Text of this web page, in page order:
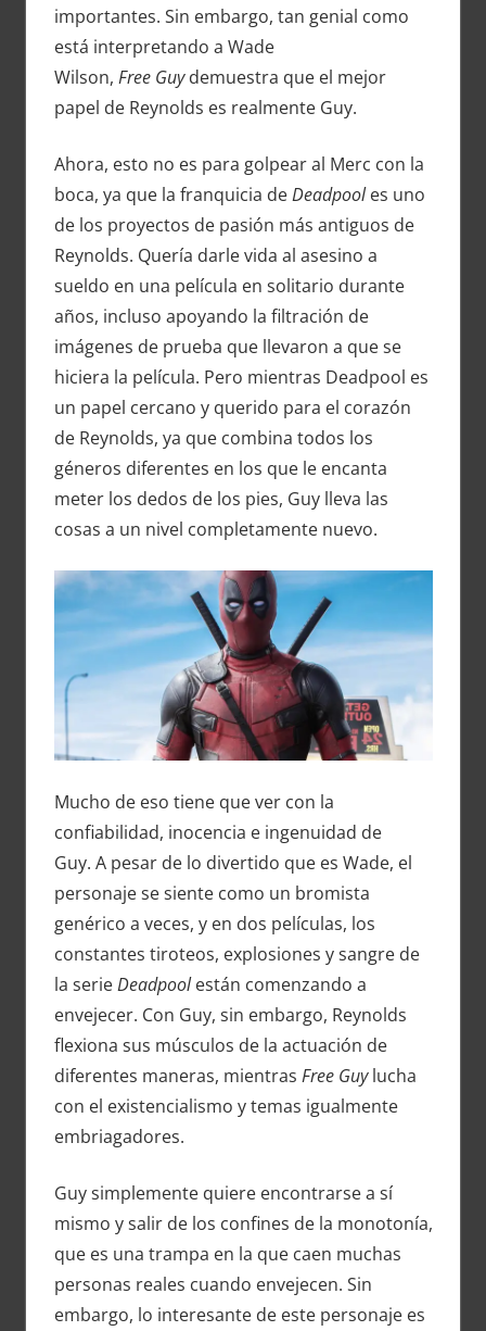
importantes. Sin embargo, tan genial como
está interpretando a Wade
Wilson, Free Guydemuestra que el mejor
papel de Reynolds es realmente Guy.
Ahora, esto no es para golpear al Merc con la
boca, ya que la franquicia deDeadpooles uno
de los proyectos de pasión más antiguos de
Reynolds. Quería darle vida al asesino a
sueldo en una película en solitario durante
años, incluso apoyando la filtración de
imágenes de prueba que llevaron a que se
hiciera la película. Pero mientras Deadpool es
un papel cercano y querido para el corazón
de Reynolds, ya que combina todos los
géneros diferentes en los que le encanta
meter los dedos de los pies, Guy lleva las
cosas a un nivel completamente nuevo.
Mucho de eso tiene que ver con la
confiabilidad, inocencia e ingenuidad de
Guy. A pesar de lo divertido que es Wade, el
personaje se siente como un bromista
genérico a veces, y en dos películas, los
constantes tiroteos, explosiones y sangre de
la serieDeadpoolestán comenzando a
envejecer. Con Guy, sin embargo, Reynolds
flexiona sus músculos de la actuación de
diferentes maneras, mientras Free Guylucha
con el existencialismo y temas igualmente
embriagadores.
Guy simplemente quiere encontrarse a sí
mismo y salir de los confines de la monotonía,
que es una trampa en la que caen muchas
personas reales cuando envejecen. Sin
embargo, lo interesante de este personaje es